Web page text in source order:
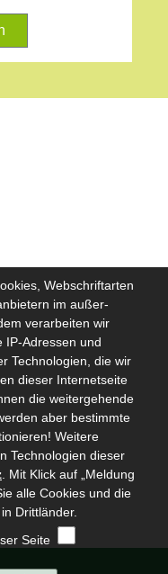
Webschriftarten
im außer-
verarbeiten wir
IP-Adressen und
Technologien, die wir
dieser Internetseite
die weitergehende
aber bestimmte
Weitere
Technologien dieser
. Mit Klick auf „Meldung
alle Cookies und die
Drittländer.
Seite